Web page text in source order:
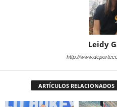
Leidy
http://
ARTÍCULOS RELACIONADOS